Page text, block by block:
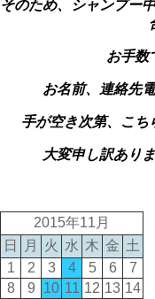
そのため、シャンプー
お手数
お名前、連絡先
手が空き次第、こち
大変申し訳あり
2015年11月
日
月 火 水 木 金 土
1
2 3 4 5 6
7
8
9 10 11 12 13 14